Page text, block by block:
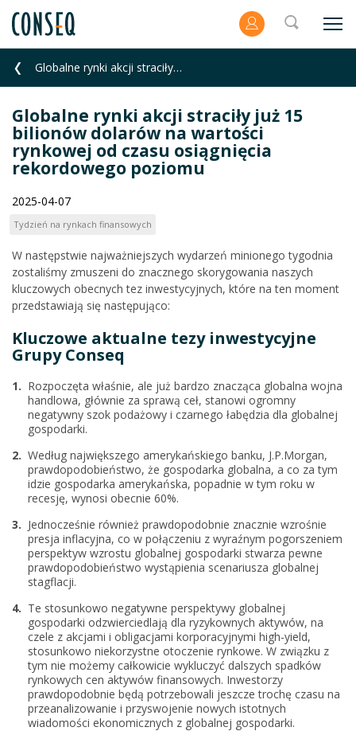
Globalne rynki akcji straciły już 15 bilionów dolarów na wartości rynkowej od czasu osiągnięcia reko
Globalne rynki akcji straciły już 15
bilionów dolarów na wartości
rynkowej od czasu osiągnięcia
rekordowego poziomu
2025-04-07
Tydzień na rynkach finansowych
W następstwie najważniejszych wydarzeń minionego tygodnia
zostaliśmy zmuszeni do znacznego skorygowania naszych
kluczowych obecnych tez inwestycyjnych, które na ten moment
przedstawiają się następująco:
Kluczowe aktualne tezy inwestycyjne
Grupy Conseq
Rozpoczęta właśnie, ale już bardzo znacząca globalna wojna
handlowa, głównie za sprawą ceł, stanowi ogromny
negatywny szok podażowy i czarnego łabędzia dla globalnej
gospodarki.
Według największego amerykańskiego banku, J.P.Morgan,
prawdopodobieństwo, że gospodarka globalna, a co za tym
idzie gospodarka amerykańska, popadnie w tym roku w
recesję, wynosi obecnie 60%.
Jednocześnie również prawdopodobnie znacznie wzrośnie
presja inflacyjna, co w połączeniu z wyraźnym pogorszeniem
perspektyw wzrostu globalnej gospodarki stwarza pewne
prawdopodobieństwo wystąpienia scenariusza globalnej
stagflacji.
Te stosunkowo negatywne perspektywy globalnej
gospodarki odzwierciedlają dla ryzykownych aktywów, na
czele z akcjami i obligacjami korporacyjnymi high-yield,
stosunkowo niekorzystne otoczenie rynkowe. W związku z
tym nie możemy całkowicie wykluczyć dalszych spadków
rynkowych cen aktywów finansowych. Inwestorzy
prawdopodobnie będą potrzebowali jeszcze trochę czasu na
przeanalizowanie i przyswojenie nowych istotnych
wiadomości ekonomicznych z globalnej gospodarki.